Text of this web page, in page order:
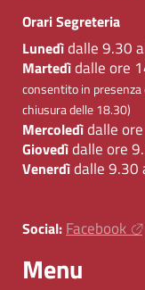
Orari Segreteria
Lunedìdalle 9.30
Martedìdalle ore
consentito in
chiusura delle 18.30)
Mercoledìdalle
Giovedìdalle ore
Venerdìdalle 9.30
Social:Facebook
Menu